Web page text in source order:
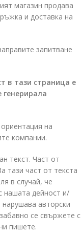
магазин продава
и доставка на
запитване
в тази страница е
на
компании.
текст. Част от
тази част от текста
в случай, че
нашата дейност и/
авторски
се свържете с
пишете.